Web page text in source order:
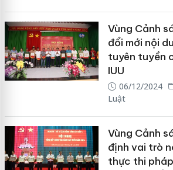
Vùng Cảnh
đổi mới nội
tuyên tuyền
IUU
06/12/2024
Luật
Vùng Cảnh
định vai trò
thực thi